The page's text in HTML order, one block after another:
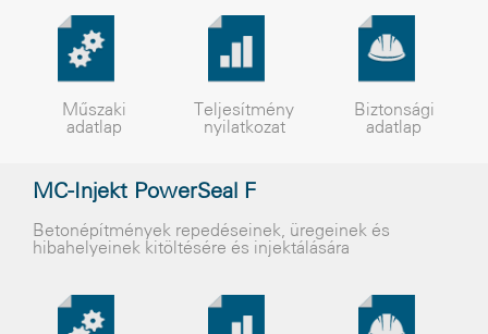
Műszaki
adatlap
Teljesítmény
nyilatkozat
Biztonsági
adatlap
MC-Injekt PowerSeal F
Betonépítmények repedéseinek, üregeinek és
hibahelyeinek kitöltésére és injektálására